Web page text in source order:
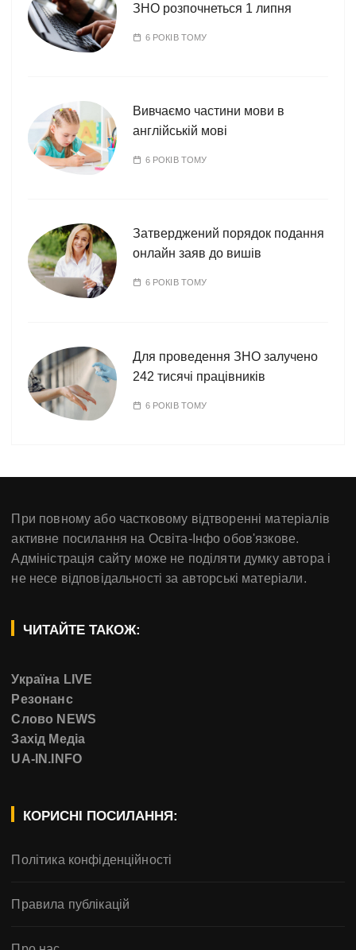
ЗНО розпочнеться 1 липня
6 РОКІВ ТОМУ
Вивчаємо частини мови в
англійській мові
6 РОКІВ ТОМУ
Затверджений порядок подання
онлайн заяв до вишів
6 РОКІВ ТОМУ
Для проведення ЗНО залучено
242 тисячі працівників
6 РОКІВ ТОМУ
При повному або частковому відтворенні матеріалів
активне посилання на Освіта-Інфо обов'язкове.
Адміністрація сайту може не поділяти думку автора і
не несе відповідальності за авторські матеріали.
ЧИТАЙТЕ ТАКОЖ:
Україна LIVE
Резонанс
Слово NEWS
Захід Медіа
UA-IN.INFO
КОРИСНІ ПОСИЛАННЯ:
Політика конфіденційності
Правила публікацій